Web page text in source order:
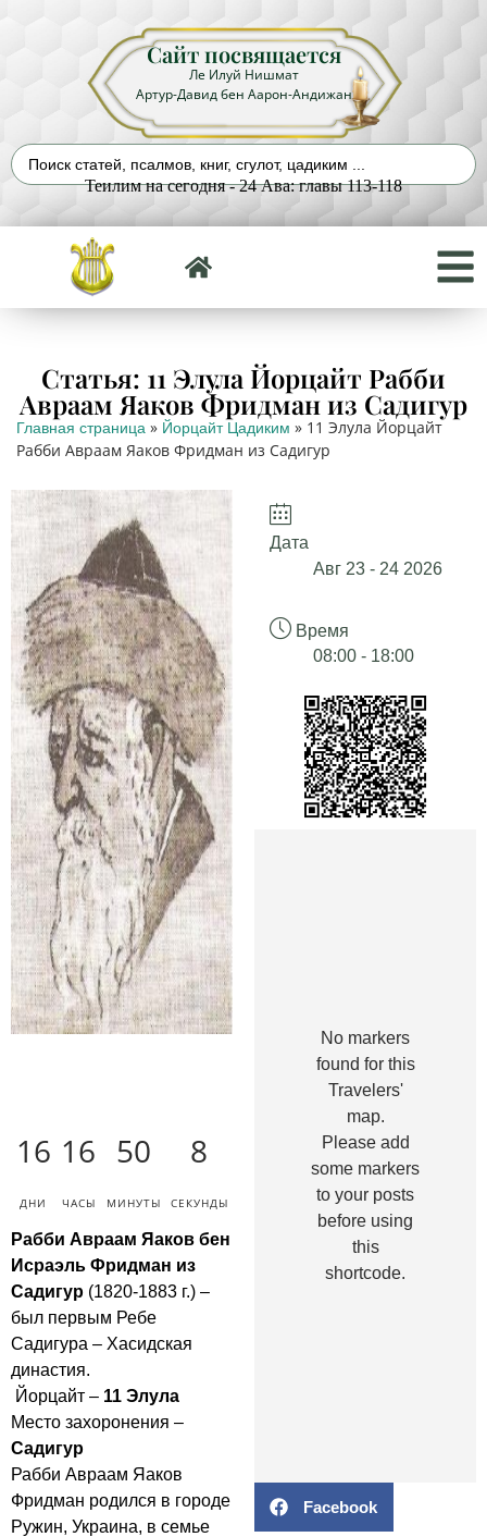
Сайт посвящается
Ле Илуй Нишмат
Артур-Давид бен Аарон-Андижан
Теилим на сегодня - 24 Ава: главы 113-118
Статья: 11 Элула Йорцайт Рабби
Авраам Яаков Фридман из Садигур
Главная страница » Йорцайт Цадиким » 11 Элула Йорцайт
Рабби Авраам Яаков Фридман из Садигур
16
ДНИ
16
ЧАСЫ
50
МИНУТЫ
7
СЕКУНДЫ
Рабби Авраам Яаков бен
Исраэль Фридман из
Садигур (1820-1883 г.) –
был первым Ребе
Садигура – Хасидская
династия.
Йорцайт – 11 Элула
Место захоронения –
Садигур
Рабби Авраам Яаков
Фридман родился в городе
Ружин, Украина, в семье
Дата
Авг 23 - 24 2026
Время
08:00 - 18:00
No markers
found for this
Travelers'
map.
Please add
some markers
to your posts
before using
this
shortcode.
Facebook